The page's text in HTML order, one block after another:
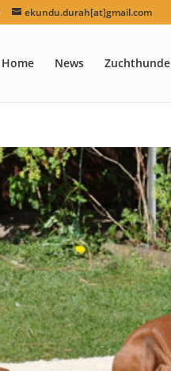
ekundu.durah[at]gmail.com
Home News Zuchthunde